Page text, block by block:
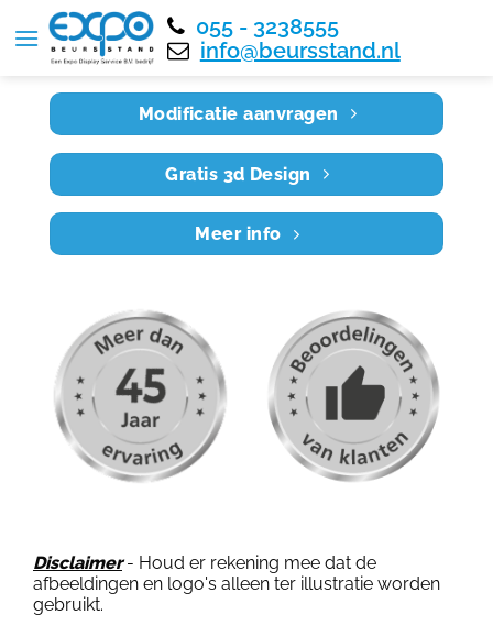
055 - 3238555
info@beursstand.nl
Home RE6X3 034
Modificatie aanvragen
Gratis 3d Design
Meer info
Disclaimer- Houd er rekening mee dat de
afbeeldingen en logo's alleen ter illustratie worden
gebruikt.